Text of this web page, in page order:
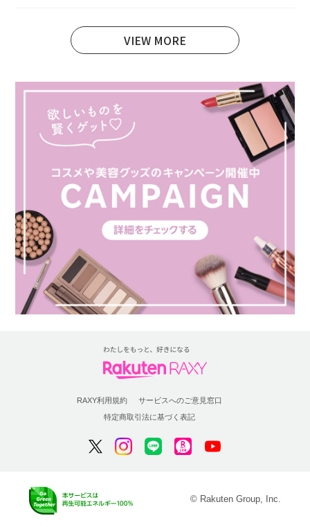
VIEW MORE
RAXY利用規約
サービスへのご意見窓口
特定商取引法に基づく表記
© Rakuten Group, Inc.